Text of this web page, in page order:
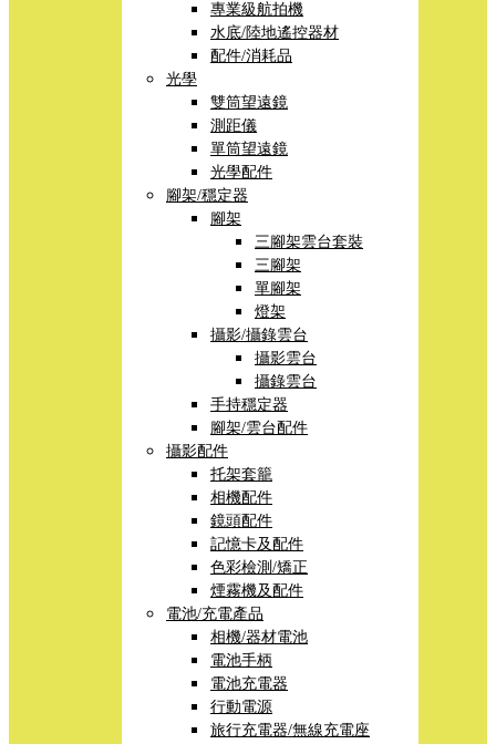
專業級航拍機
水底/陸地遙控器材
配件/消耗品
光學
雙筒望遠鏡
測距儀
單筒望遠鏡
光學配件
腳架/穩定器
腳架
三腳架雲台套裝
三腳架
單腳架
燈架
攝影/攝錄雲台
攝影雲台
攝錄雲台
手持穩定器
腳架/雲台配件
攝影配件
托架套籠
相機配件
鏡頭配件
記憶卡及配件
色彩檢測/矯正
煙霧機及配件
電池/充電產品
相機/器材電池
電池手柄
電池充電器
行動電源
旅行充電器/無線充電座